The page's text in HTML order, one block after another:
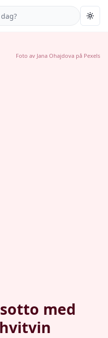
med
Foto av Jana Ohajdova på Pexels